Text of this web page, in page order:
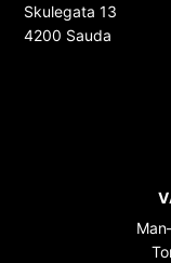
Skulegata 13
4200 Sauda